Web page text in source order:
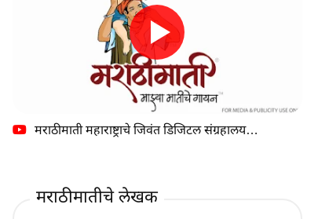
मराठीमाती महाराष्ट्राचे जिवंत डिजिटल संग्रहालय…
मराठीमातीचे लेखक